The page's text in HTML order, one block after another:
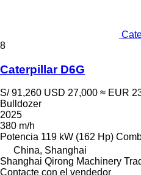
8
Caterpillar D6G
S/ 91,260 USD 27,000 ≈ EUR
Bulldozer
2025
380 m/h
Potencia 119 kW (162 Hp)
China, Shanghai
Shanghai Qirong Machinery
Contacte con el vendedor